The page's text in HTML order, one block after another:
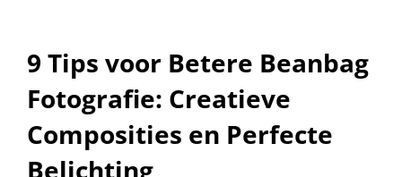
9 Tips voor Betere Beanbag
Fotografie: Creatieve
Composities en Perfecte
Belichting